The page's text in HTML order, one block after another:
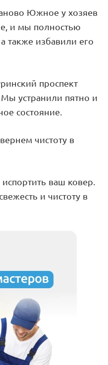
Южное у хозяев
и мы полностью
также избавили его
проспект
устранили пятно и
состояние.
чистоту в
ваш ковер.
и чистоту в